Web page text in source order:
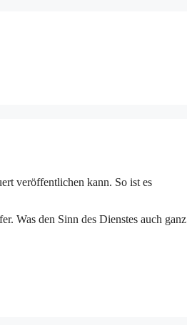
veröffentlichen kann. So ist es
Was den Sinn des Dienstes auch ganz